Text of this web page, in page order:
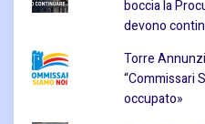
boccia la
devono
Torre
“Commissari
occupato»